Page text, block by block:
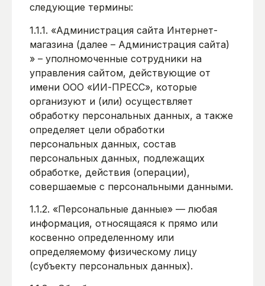
следующие термины:
1.1.1. «Администрация сайта Интернет-
магазина (далее – Администрация сайта)
» – уполномоченные сотрудники на
управления сайтом, действующие от
имени ООО «ИИ-ПРЕСС», которые
организуют и (или) осуществляет
обработку персональных данных, а также
определяет цели обработки
персональных данных, состав
персональных данных, подлежащих
обработке, действия (операции),
совершаемые с персональными данными.
1.1.2. «Персональные данные» — любая
информация, относящаяся к прямо или
косвенно определенному или
определяемому физическому лицу
(субъекту персональных данных).